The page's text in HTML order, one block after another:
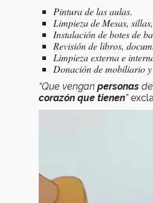
Pintura de las aulas.
Limpieza de Mesas,
Instalación de botes de
Revisión de libros,
Limpieza externa e
Donación de mobiliario
“Que vengan personas de
corazón que tienen”